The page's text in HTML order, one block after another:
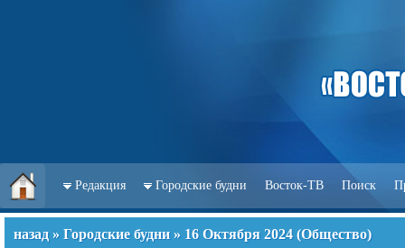
Редакция Городские будни Восток-ТВ Поиск
назад » Городские будни » 16 Октября 2024 (Общество)